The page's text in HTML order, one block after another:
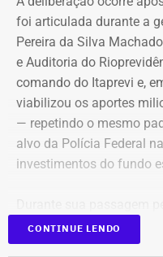
Declaração de bens
foi articulada durante a
Pereira da Silva
e Auditoria do
comando do Itaprevi e,
viabilizou os aportes
— repetindo o mesmo
alvo da Polícia Federal
investimentos do fundo
Itaguaí, a ex-gerente do
para a estrutura interna o
CONTINUE LENDO